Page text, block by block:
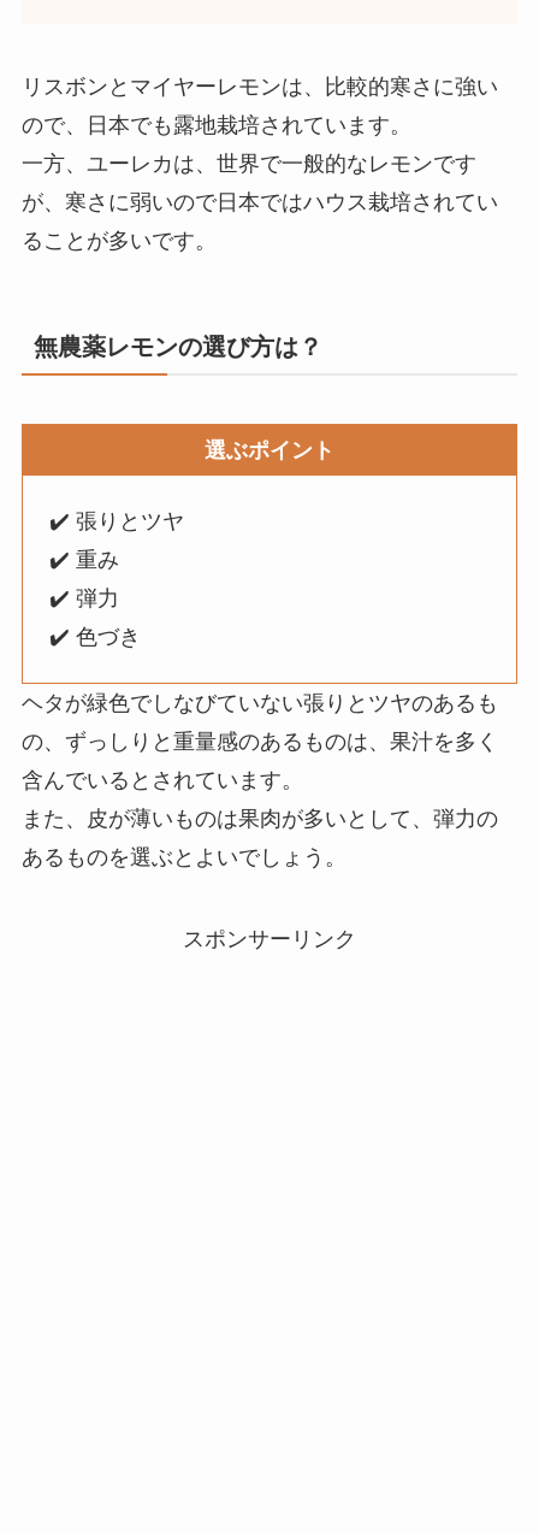
リスボンとマイヤーレモンは、比較的寒さに強い
ので、日本でも露地栽培されています。
一方、ユーレカは、世界で一般的なレモンです
が、寒さに弱いので日本ではハウス栽培されてい
ることが多いです。
無農薬レモンの選び方は？
選ぶポイント
✔️ 張りとツヤ
✔️ 重み
✔️ 弾力
✔️ 色づき
ヘタが緑色でしなびていない張りとツヤのあるも
の、ずっしりと重量感のあるものは、果汁を多く
含んでいるとされています。
また、皮が薄いものは果肉が多いとして、弾力の
あるものを選ぶとよいでしょう。
スポンサーリンク